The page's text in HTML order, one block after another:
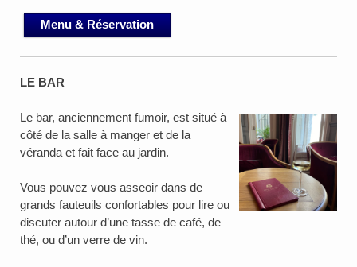
Menu & Réservation
LE BAR
Le bar, anciennement fumoir, est situé à
côté de la salle à manger et de la
véranda et fait face au jardin.
Vous pouvez vous asseoir dans de
grands fauteuils confortables pour lire ou
discuter autour d’une tasse de café, de
thé, ou d’un verre de vin.